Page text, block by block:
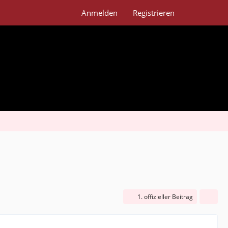
Anmelden Registrieren
1. offizieller Beitrag